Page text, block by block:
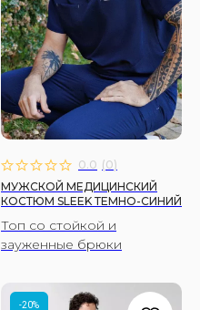
0.0 (0)
МУЖСКОЙ МЕДИЦИНСКИЙ
КОСТЮМ SLEEK ТЕМНО-СИНИЙ
Топ со стойкой и
зауженные брюки
-20%